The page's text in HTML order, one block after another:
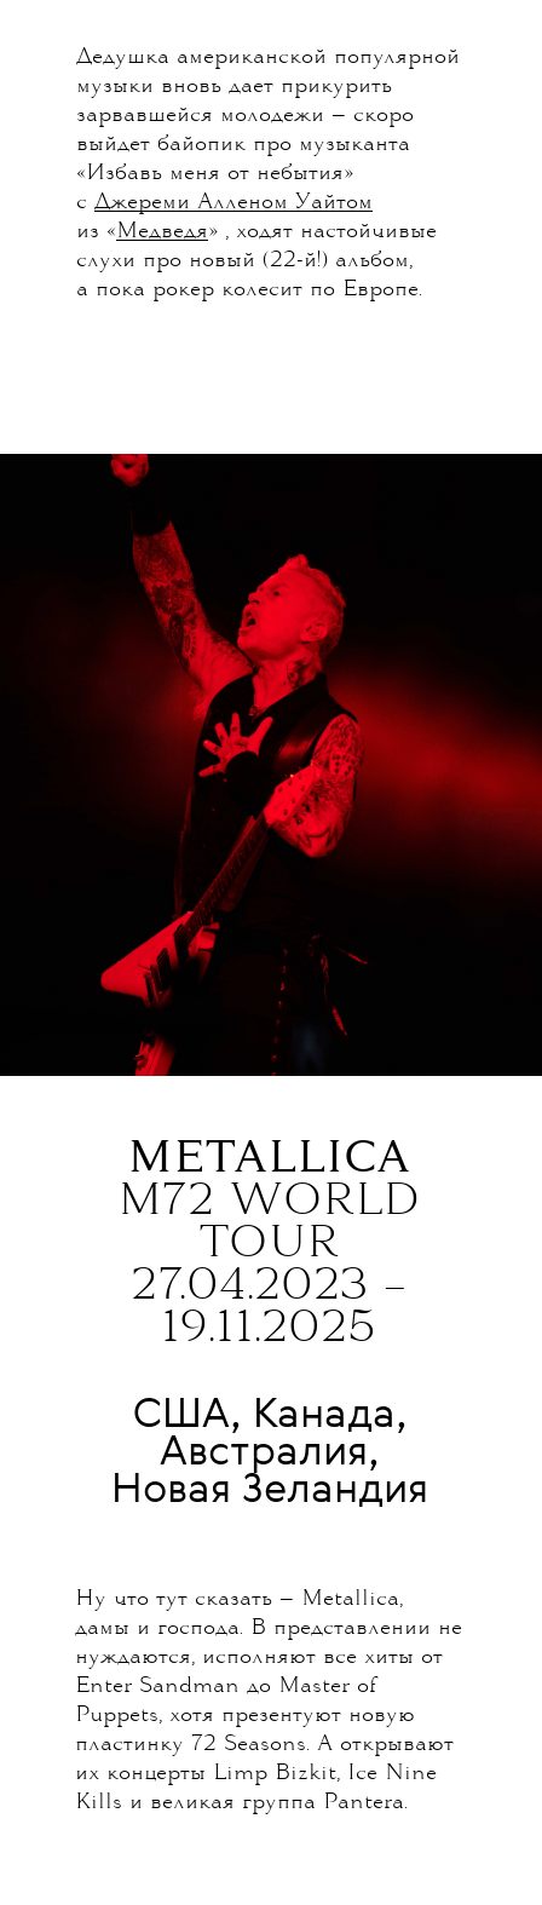
Дедушка американской популярной
музыки вновь дает прикурить
зарвавшейся молодежи — скоро
выйдет байопик про музыканта
«Избавь меня от небытия»
с Джереми Алленом Уайтом
из «Медведя» , ходят настойчивые
слухи про новый (22-й!) альбом,
а пока рокер колесит по Европе.
METALLICA
M72 WORLD
TOUR
27.04.2023 –
19.11.2025
США, Канада,
Австралия,
Новая Зеландия
Ну что тут сказать — Metallica,
дамы и господа. В представлении не
нуждаются, исполняют все хиты от
Enter Sandman до Master of
Puppets, хотя презентуют новую
пластинку 72 Seasons. А открывают
их концерты Limp Bizkit, Ice Nine
Kills и великая группа Pantera.